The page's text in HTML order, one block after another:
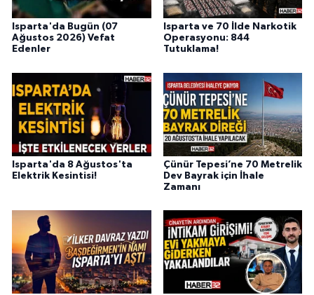
Isparta'da Bugün (07
Ağustos 2026) Vefat
Edenler
Isparta ve 70 İlde Narkotik
Operasyonu: 844
Tutuklama!
Isparta'da 8 Ağustos'ta
Elektrik Kesintisi!
Çünür Tepesi’ne 70 Metrelik
Dev Bayrak için İhale
Zamanı